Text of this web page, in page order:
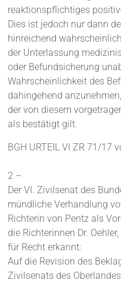
reaktionspflichtiges
Dies ist jedoch nur dann
hinreichend
der Unterlassung
oder Befundsicherung
Wahrscheinlichkeit des
dahingehend
der von diesem
als bestätigt gilt.
BGH URTEIL VI ZR 71/17
2 –
Der VI. Zivilsenat des
mündliche Verhandlung
Richterin von Pentz als
die Richterinnen Dr.
für Recht erkannt:
Auf die Revision des
Zivilsenats des